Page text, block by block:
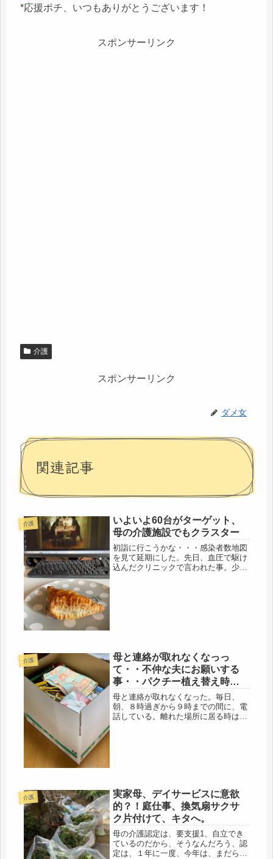
*応援ポチ、いつもありがとうございます！
スポンサーリンク
介護
スポンサーリンク
ダメ女
関連記事
介護
いよいよ60台がターゲット、
母の介護施設でもクラスター
初詣に行こうかな・・・感染者数地図
を見て延期にした。先日、血圧で駆け
込んだクリニックで言われた事。少し
介護
母と連絡が取れなくなっっ
て・・不仲な夫にお願いする
事・・パクチー植え替え時期
です。
母と連絡が取れなくなった。毎日、
朝、８時過ぎから９時までの間に、電
話している。離れた場所に居る時は、
介護
実家母、デイサービスに意欲
的？！庭仕事、換気扇サクサ
ク片付けて、キタへ。
母の介護認定は、要支援1、自立でき
ているのだから、そうなんだろう、認
定は、１年に一度、今年は、まだらし